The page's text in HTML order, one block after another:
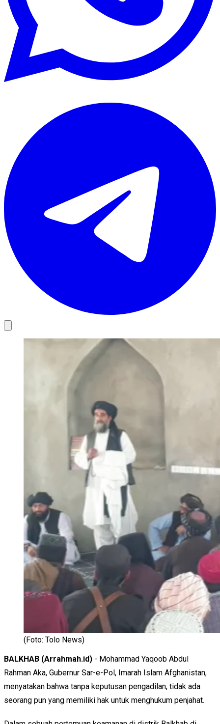
(Foto: Tolo News)
BALKHAB (Arrahmah.id) - Mohammad Yaqoob Abdul
Rahman Aka, Gubernur Sar-e-Pol, Imarah Islam Afghanistan,
menyatakan bahwa tanpa keputusan pengadilan, tidak ada
seorang pun yang memiliki hak untuk menghukum penjahat.